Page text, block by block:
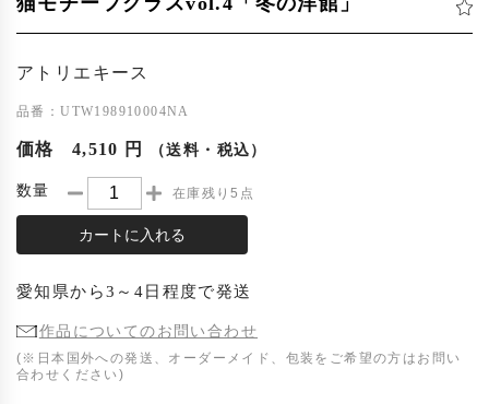
アトリエキース
品番：UTW198910004NA
価格 4,510 円 （送料・税込）
数量 在庫残り5点
カートに入れる
愛知県から3～4日程度で発送
作品についてのお問い合わせ
(※日本国外への発送、オーダーメイド、包装をご希望の方はお問い
合わせください)